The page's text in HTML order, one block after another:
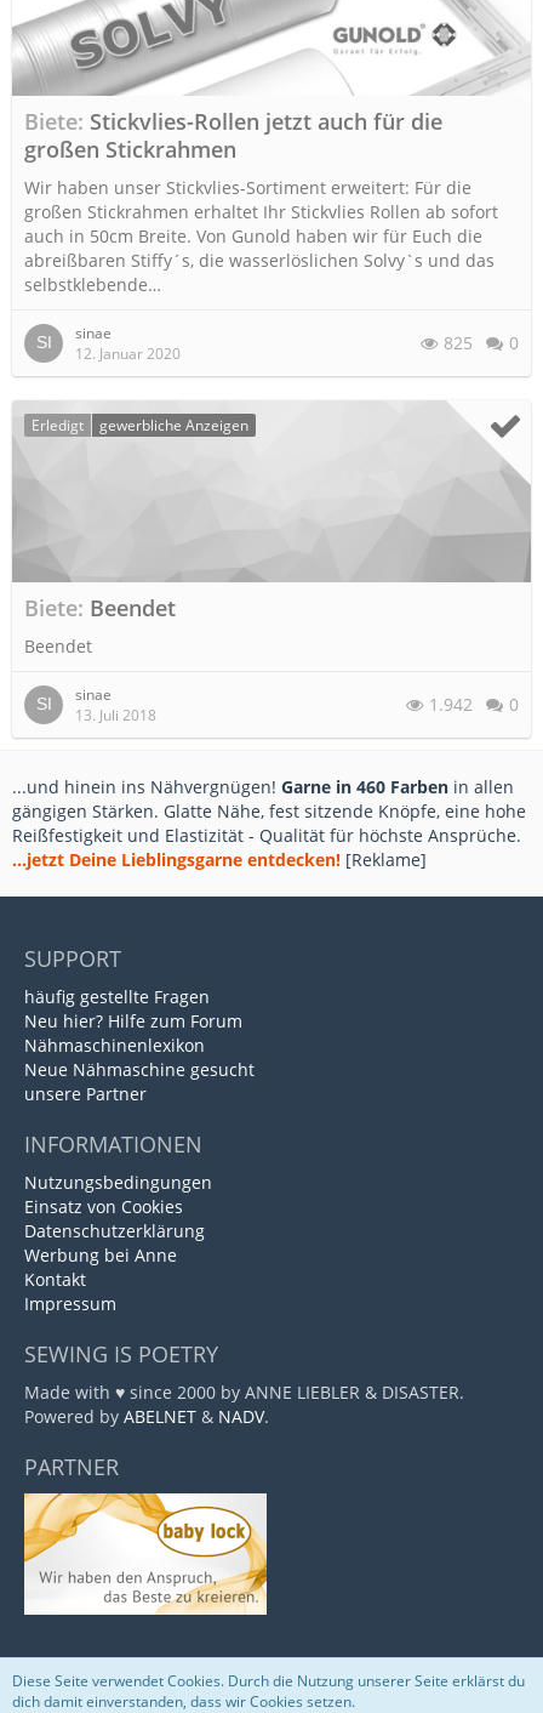
Biete Stickvlies-Rollen jetzt auch für die
großen Stickrahmen
Wir haben unser Stickvlies-Sortiment erweitert: Für die
großen Stickrahmen erhaltet Ihr Stickvlies Rollen ab sofort
auch in 50cm Breite. Von Gunold haben wir für Euch die
abreißbaren Stiffy´s, die wasserlöslichen Solvy`s und das
selbstklebende…
sinae
12. Januar 2020
825 0
Erledigt gewerbliche Anzeigen
Biete Beendet
Beendet
sinae
13. Juli 2018
1.942 0
...und hinein ins Nähvergnügen! Garne in 460 Farben in allen
gängigen Stärken. Glatte Nähe, fest sitzende Knöpfe, eine hohe
Reißfestigkeit und Elastizität - Qualität für höchste Ansprüche.
...jetzt Deine Lieblingsgarne entdecken! [Reklame]
SUPPORT
häufig gestellte Fragen
Neu hier? Hilfe zum Forum
Nähmaschinenlexikon
Neue Nähmaschine gesucht
unsere Partner
INFORMATIONEN
Nutzungsbedingungen
Einsatz von Cookies
Datenschutzerklärung
Werbung bei Anne
Kontakt
Impressum
SEWING IS POETRY
Made with ♥ since 2000 by ANNE LIEBLER & DISASTER.
Powered by ABELNET & NADV.
PARTNER
Community-Software:WoltLab Suite™
Diese Seite verwendet Cookies. Durch die Nutzung unserer Seite erklärst du
dich damit einverstanden, dass wir Cookies setzen.